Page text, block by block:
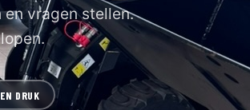
vragen stellen.
DRUK